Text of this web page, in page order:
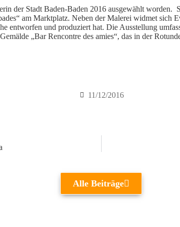
der Stadt Baden-Baden 2016 ausgewählt worden.
am Marktplatz. Neben der Malerei widmet sich
entworfen und produziert hat. Die Ausstellung
„Bar Rencontre des amies“, das in der
11/12/2016
Alle Beiträge